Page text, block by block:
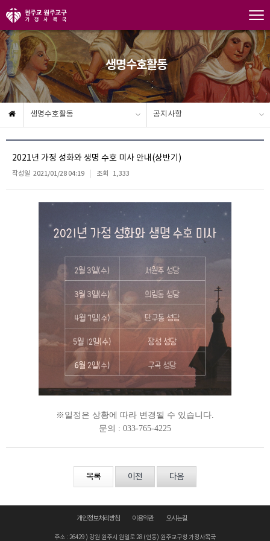
생명수호활동
생명수호활동 공지사항
2021년 가정 성화와 생명 수호 미사 안내(상반기)
작성일 2021/01/28 04:19 조회 1,333
※일정은 상황에 따라 변경될 수 있습니다.
문의 : 033-765-4225
목록 이전 다음
개인정보처리방침 이용약관 오시는길
주소 : 26429 ) 강원 원주시 원일로 28 (인동) 원주교구청 가정사목국